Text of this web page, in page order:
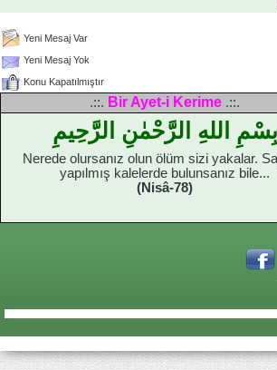
Yeni Mesaj Var
Yeni Mesaj Yok
Konu Kapatılmıştır
.::. Bir Ayet-i Kerime .::.
بِسْمِ اللهِ الرَّحْمٰنِ الرَّحِيمِ
Nerede olursanız olun ölüm sizi yakalar.
yapılmış kalelerde bulunsanız bile...
(Nisâ-78)